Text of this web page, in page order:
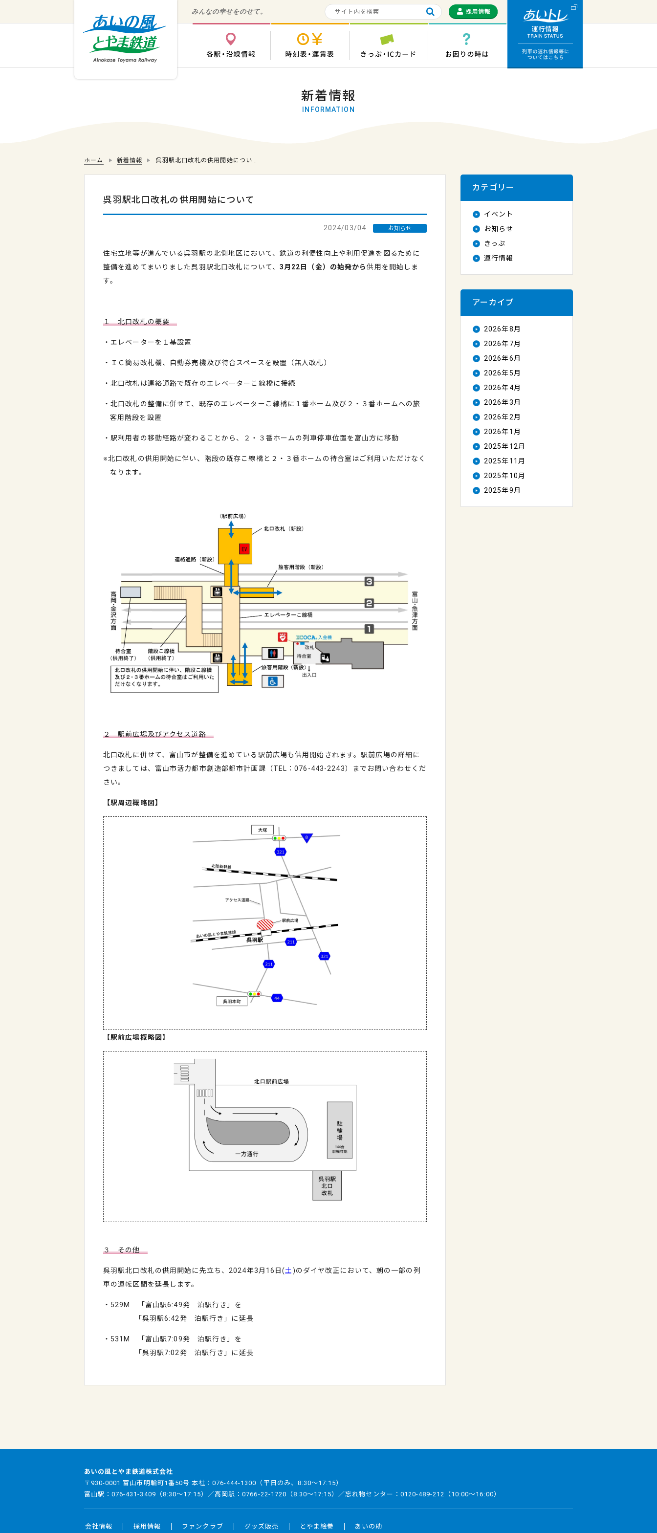
みんなの幸せをのせて。
各駅・沿線情報 時刻表・運賃表 きっぷ・ICカード お困りの時は
新着情報
INFORMATION
ホーム 新着情報 呉羽駅北口改札の供用開始につい…
呉羽駅北口改札の供用開始について
2024/03/04 お知らせ
住宅立地等が進んでいる呉羽駅の北側地区において、鉄道の利便性向上や利用促進を図るために
整備を進めてまいりました呉羽駅北口改札について、 3月22日（金）の始発から供用を開始しま
す。
１ 北口改札の概要
・エレベーターを１基設置
・ＩＣ簡易改札機、自動券売機及び待合スペースを設置（無人改札）
・北口改札は連絡通路で既存のエレベーターこ線橋に接続
・北口改札の整備に併せて、既存のエレベーターこ線橋に１番ホーム及び２・３番ホームへの旅
客用階段を設置
・駅利用者の移動経路が変わることから、２・３番ホームの列車停車位置を富山方に移動
※北口改札の供用開始に伴い、階段の既存こ線橋と２・３番ホームの待合室はご利用いただけなく
なります。
２ 駅前広場及びアクセス道路
北口改札に併せて、富山市が整備を進めている駅前広場も供用開始されます。駅前広場の詳細に
つきましては、富山市活力都市創造部都市計画課（TEL：076-443-2243）までお問い合わせくだ
さい。
【駅周辺概略図】
【駅前広場概略図】
３ その他
呉羽駅北口改札の供用開始に先立ち、2024年3月16日(土)のダイヤ改正において、朝の一部の列
車の運転区間を延長します。
・529M 「富山駅6:49発 泊駅行き」を
「呉羽駅6:42発 泊駅行き」に延長
・531M 「富山駅7:09発 泊駅行き」を
「呉羽駅7:02発 泊駅行き」に延長
カテゴリー
イベント
お知らせ
きっぷ
運行情報
アーカイブ
2026年8月
2026年7月
2026年6月
2026年5月
2026年4月
2026年3月
2026年2月
2026年1月
2025年12月
2025年11月
2025年10月
2025年9月
あいの風とやま鉄道株式会社
〒930-0001 富山市明輪町1番50号 本社： 076-444-1300 （平日のみ、8:30～17:15）
富山駅：076-431-3409 （8:30～17:15）／高岡駅：0766-22-1720 （8:30～17:15）／忘れ物センター： 0120-489-212 （10:00～16:00）
会社情報 採用情報 ファンクラブ グッズ販売 とやま絵巻 あいの助